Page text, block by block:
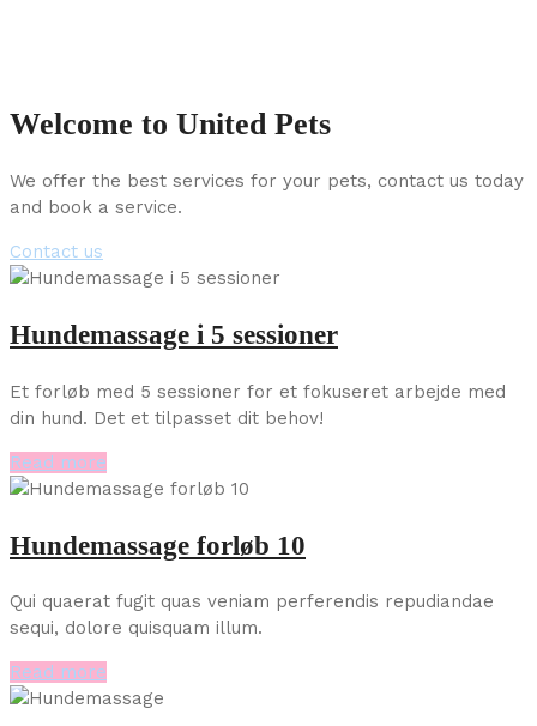
Welcome to United Pets
We offer the best services for your pets, contact us today
and book a service.
Contact us
Hundemassage i 5 sessioner
Et forløb med 5 sessioner for et fokuseret arbejde med
din hund. Det et tilpasset dit behov!
Read more
Hundemassage forløb 10
Qui quaerat fugit quas veniam perferendis repudiandae
sequi, dolore quisquam illum.
Read more